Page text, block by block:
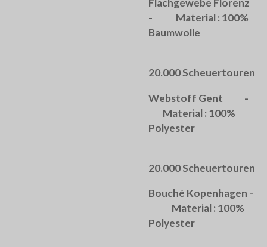
Flachgewebe Florenz
- Material : 100%
Baumwolle
20.000 Scheuertouren
Webstoff Gent -
Material : 100%
Polyester
20.000 Scheuertouren
Bouché Kopenhagen -
Material : 100%
Polyester